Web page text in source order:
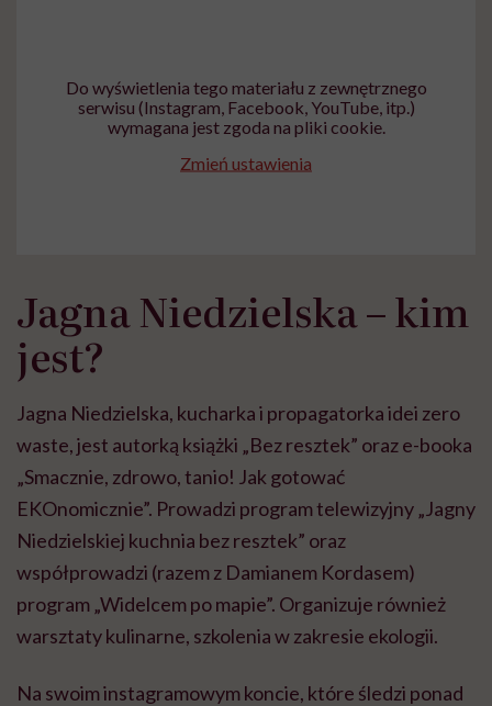
Do wyświetlenia tego materiału z zewnętrznego
serwisu (Instagram, Facebook, YouTube, itp.)
wymagana jest zgoda na pliki cookie.
Zmień ustawienia
Jagna Niedzielska – kim
jest?
Jagna Niedzielska, kucharka i propagatorka idei zero
waste, jest autorką książki „Bez resztek” oraz e-booka
„Smacznie, zdrowo, tanio! Jak gotować
EKOnomicznie”. Prowadzi program telewizyjny „Jagny
Niedzielskiej kuchnia bez resztek” oraz
współprowadzi (razem z Damianem Kordasem)
program „Widelcem po mapie”. Organizuje również
warsztaty kulinarne, szkolenia w zakresie ekologii.
Na swoim instagramowym koncie, które śledzi ponad